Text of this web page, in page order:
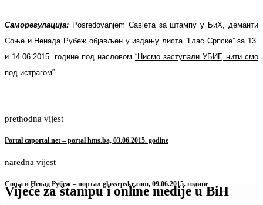
Саморегулација: Posredovanjem Савјета за штампу у БиХ, деманти
Соње и Ненада Рубеж објављен у издању листа “Глас Српске” за 13.
и 14.06.2015. године под насловом “Нисмо заступали УБИГ, нити смо
под истрагом”.
prethodna vijest
Portal caportal.net – portal hms.ba, 03.06.2015. godine
naredna vijest
Соња и Ненад Рубеж – портал glassrpske.com, 09.06.2015. године
Vijeće za štampu i online medije u BiH